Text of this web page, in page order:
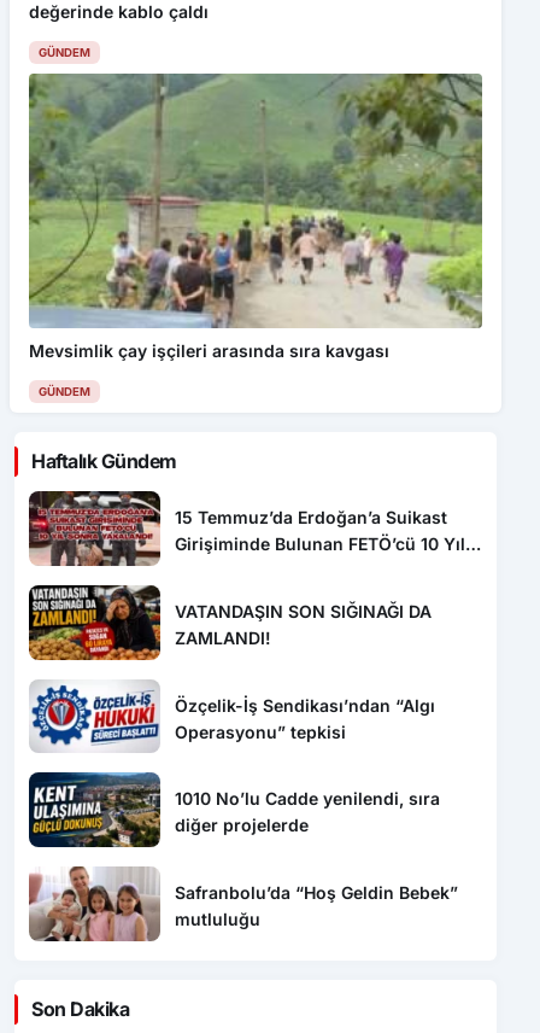
değerinde kablo çaldı
GÜNDEM
Mevsimlik çay işçileri arasında sıra kavgası
GÜNDEM
Haftalık Gündem
15 Temmuz’da Erdoğan’a Suikast
Girişiminde Bulunan FETÖ’cü 10 Yıl
VATANDAŞIN SON SIĞINAĞI DA
ZAMLANDI!
Özçelik-İş Sendikası’ndan “Algı
Operasyonu” tepkisi
1010 No’lu Cadde yenilendi, sıra
diğer projelerde
Safranbolu’da “Hoş Geldin Bebek”
mutluluğu
Son Dakika